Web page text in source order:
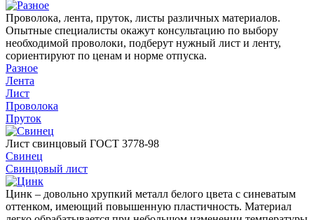
Проволока, лента, пруток, листы различных материалов.
Опытные специалисты окажут консультацию по выбору
необходимой проволоки, подберут нужный лист и ленту,
сориентируют по ценам и норме отпуска.
Разное
Лента
Лист
Проволока
Пруток
Лист свинцовый ГОСТ 3778-98
Свинец
Свинцовый лист
Цинк – довольно хрупкий металл белого цвета с синеватым
оттенком, имеющий повышенную пластичность. Материал